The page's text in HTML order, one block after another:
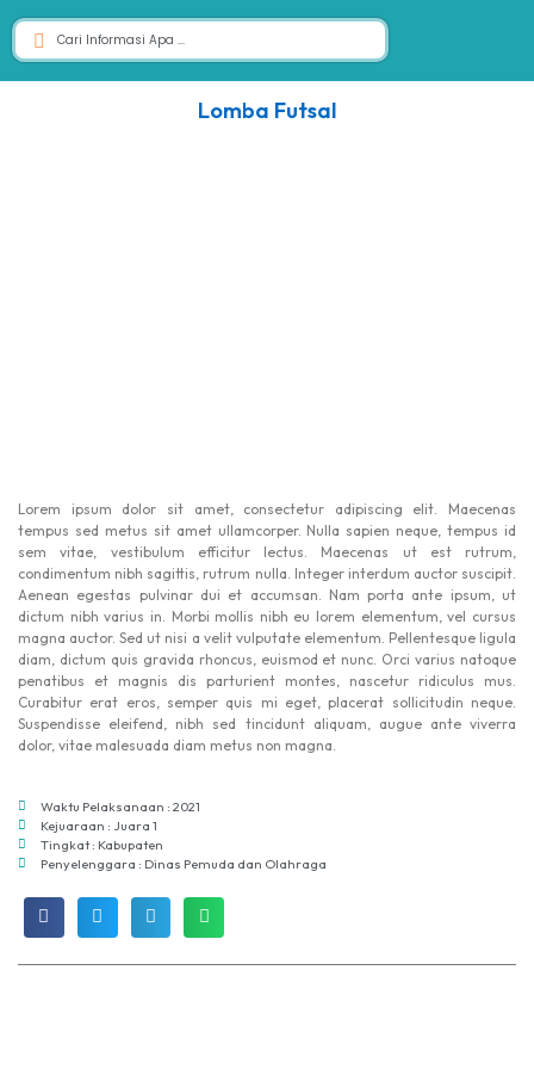
Lomba Futsal
Lorem ipsum dolor sit amet, consectetur adipiscing elit. Maecenas
tempus sed metus sit amet ullamcorper. Nulla sapien neque, tempus id
sem vitae, vestibulum efficitur lectus. Maecenas ut est rutrum,
condimentum nibh sagittis, rutrum nulla. Integer interdum auctor suscipit.
Aenean egestas pulvinar dui et accumsan. Nam porta ante ipsum, ut
dictum nibh varius in. Morbi mollis nibh eu lorem elementum, vel cursus
magna auctor. Sed ut nisi a velit vulputate elementum. Pellentesque ligula
diam, dictum quis gravida rhoncus, euismod et nunc. Orci varius natoque
penatibus et magnis dis parturient montes, nascetur ridiculus mus.
Curabitur erat eros, semper quis mi eget, placerat sollicitudin neque.
Suspendisse eleifend, nibh sed tincidunt aliquam, augue ante viverra
dolor, vitae malesuada diam metus non magna.
Waktu Pelaksanaan : 2021
Kejuaraan : Juara 1
Tingkat : Kabupaten
Penyelenggara : Dinas Pemuda dan Olahraga